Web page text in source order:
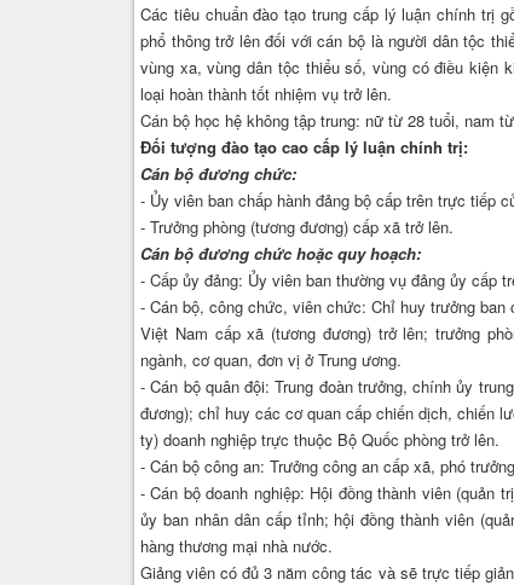
Các tiêu chuẩn đào tạo trung cấp lý luận chính trị
phổ thông trở lên đối với cán bộ là người dân tộc
vùng xa, vùng dân tộc thiểu số, vùng có điều kiện
loại hoàn thành tốt nhiệm vụ trở lên.
Cán bộ học hệ không tập trung: nữ từ 28 tuổi, nam
Đối tượng đào tạo cao cấp lý luận chính trị:
Cán bộ đương chức:
- Ủy viên ban chấp hành đảng bộ cấp trên trực tiếp
- Trưởng phòng (tương đương) cấp xã trở lên.
Cán bộ đương chức hoặc quy hoạch:
- Cấp ủy đảng: Ủy viên ban thường vụ đảng ủy cấp
- Cán bộ, công chức, viên chức: Chỉ huy trưởng
Việt Nam cấp xã (tương đương) trở lên; trưởng
ngành, cơ quan, đơn vị ở Trung ương.
- Cán bộ quân đội: Trung đoàn trưởng, chính ủy
đương); chỉ huy các cơ quan cấp chiến dịch, chiến
ty) doanh nghiệp trực thuộc Bộ Quốc phòng trở lên.
- Cán bộ công an: Trưởng công an cấp xã, phó
- Cán bộ doanh nghiệp: Hội đồng thành viên (quản
ủy ban nhân dân cấp tỉnh; hội đồng thành viên
hàng thương mại nhà nước.
Giảng viên có đủ 3 năm công tác và sẽ trực tiếp